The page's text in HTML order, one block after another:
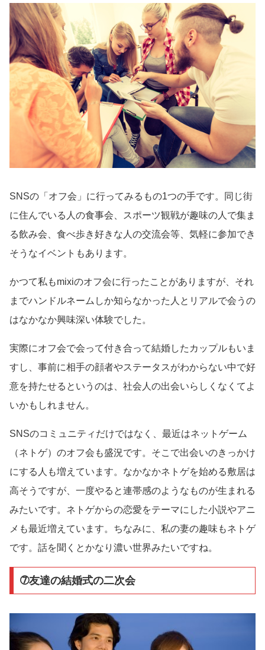
SNSの「オフ会」に行ってみるもの1つの手です。同じ街
に住んでいる人の食事会、スポーツ観戦が趣味の人で集ま
る飲み会、食べ歩き好きな人の交流会等、気軽に参加でき
そうなイベントもあります。
かつて私もmixiのオフ会に行ったことがありますが、それ
までハンドルネームしか知らなかった人とリアルで会うの
はなかなか興味深い体験でした。
実際にオフ会で会って付き合って結婚したカップルもいま
すし、事前に相手の顔者やステータスがわからない中で好
意を持たせるというのは、社会人の出会いらしくなくてよ
いかもしれません。
SNSのコミュニティだけではなく、最近はネットゲーム
（ネトゲ）のオフ会も盛況です。そこで出会いのきっかけ
にする人も増えています。なかなかネトゲを始める敷居は
高そうですが、一度やると連帯感のようなものが生まれる
みたいです。ネトゲからの恋愛をテーマにした小説やアニ
メも最近増えています。ちなみに、私の妻の趣味もネトゲ
です。話を聞くとかなり濃い世界みたいですね。
➆友達の結婚式の二次会